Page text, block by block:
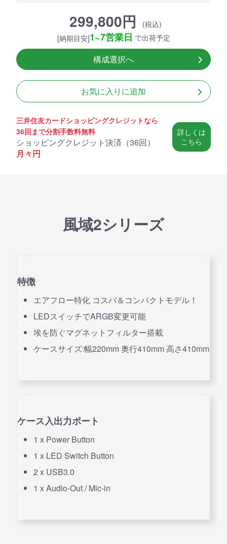
299,800円
(税込)
[納期目安]1~7営業日 で出荷予定
構成選択へ
お気に入りに追加
三井住友カードショッピングクレジットなら
36回まで分割手数料無料
ショッピングクレジット決済（36回）
月々円
詳しくは
こちら
風域2シリーズ
特徴
エアフロー特化 コスパ＆コンパクトモデル！
LEDスイッチでARGB変更可能
埃を防ぐマグネットフィルター搭載
ケースサイズ:幅220mm 奥行410mm 高さ410mm
ケース入出力ポート
1 x Power Button
1 x LED Switch Button
2 x USB3.0
1 x Audio-Out / Mic-in